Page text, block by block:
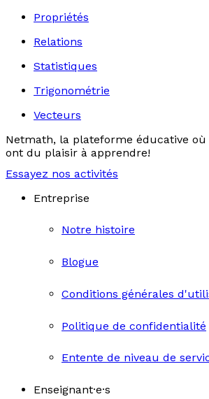
Propriétés
Relations
Statistiques
Trigonométrie
Vecteurs
Netmath, la plateforme éducative où
ont du plaisir à apprendre!
Essayez nos activités
Entreprise
Notre histoire
Blogue
Conditions générales
Politique de confidentialité
Entente de niveau de
Enseignant·e·s